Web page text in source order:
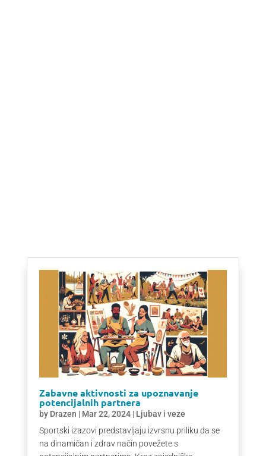
Zabavne aktivnosti za upoznavanje
potencijalnih partnera
by Drazen | Mar 22, 2024| Ljubav i veze
Sportski izazovi predstavljaju izvrsnu priliku da se
na dinamičan i zdrav način povežete s